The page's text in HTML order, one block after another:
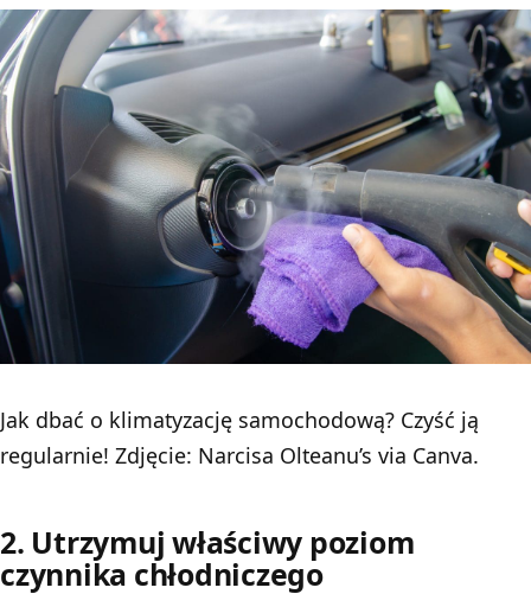
Jak dbać o klimatyzację samochodową? Czyść ją
regularnie! Zdjęcie: Narcisa Olteanu’s via Canva.
2. Utrzymuj właściwy poziom
czynnika chłodniczego